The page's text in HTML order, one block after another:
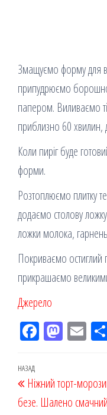
Змащуємо форму для
припудрюємо
папером. Виливаємо
приблизно 60 хвилин,
Коли пиріг буде
форми.
Розтоплюємо плитку
додаємо столову
ложки молока,
Покриваємо остиглий
прикрашаємо
Джерело
Fac
k
M
on
Em
Навігація
записів
Попередній
запис
НАЗАД
Ніжний торт-
безе. Шалено